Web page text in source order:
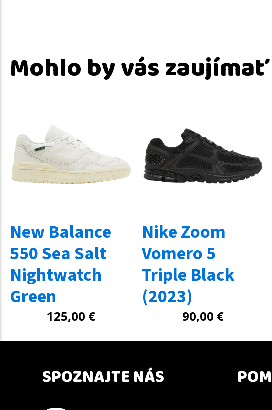
Mohlo by vás zaujímať
New Balance
550 Sea Salt
Nightwatch
Green
125,00 €
Nike Zoom
Vomero 5
Triple Black
(2023)
90,00 €
SPOZNAJTE NÁS